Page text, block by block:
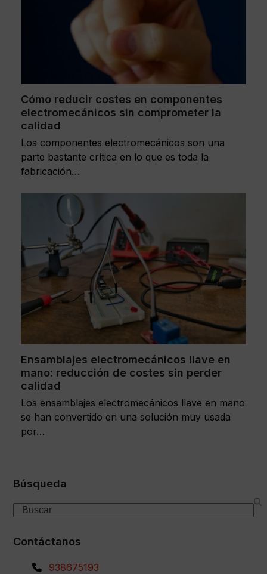
Cómo reducir costes en componentes
electromecánicos sin comprometer la
calidad
Los componentes electromecánicos son una
parte bastante crítica en lo que es toda la
fabricación…
Ensamblajes electromecánicos llave en
mano: reducción de costes sin perder
calidad
Los ensamblajes electromecánicos llave en mano
se han convertido en una solución muy usada
por…
Búsqueda
Search
Contáctanos
938675193